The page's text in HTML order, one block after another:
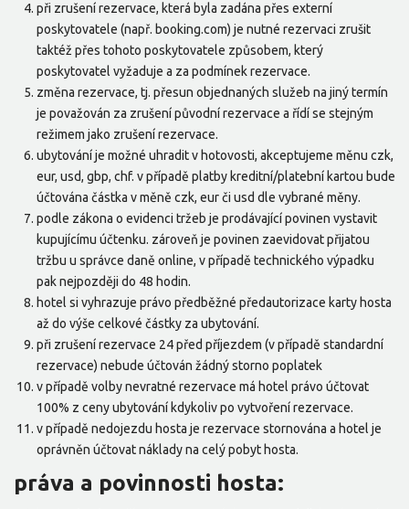
při zrušení rezervace, která byla zadána přes externí
poskytovatele (např. booking.com) je nutné rezervaci zrušit
taktéž přes tohoto poskytovatele způsobem, který
poskytovatel vyžaduje a za podmínek rezervace.
změna rezervace, tj. přesun objednaných služeb na jiný termín
je považován za zrušení původní rezervace a řídí se stejným
režimem jako zrušení rezervace.
ubytování je možné uhradit v hotovosti, akceptujeme měnu czk,
eur, usd, gbp, chf. v případě platby kreditní/platební kartou bude
účtována částka v měně czk, eur či usd dle vybrané měny.
podle zákona o evidenci tržeb je prodávající povinen vystavit
kupujícímu účtenku. zároveň je povinen zaevidovat přijatou
tržbu u správce daně online, v případě technického výpadku
pak nejpozději do 48 hodin.
hotel si vyhrazuje právo předběžné předautorizace karty hosta
až do výše celkové částky za ubytování.
při zrušení rezervace 24 před příjezdem (v případě standardní
rezervace) nebude účtován žádný storno poplatek
v případě volby nevratné rezervace má hotel právo účtovat
100% z ceny ubytování kdykoliv po vytvoření rezervace.
v případě nedojezdu hosta je rezervace stornována a hotel je
oprávněn účtovat náklady na celý pobyt hosta.
práva a povinnosti hosta: